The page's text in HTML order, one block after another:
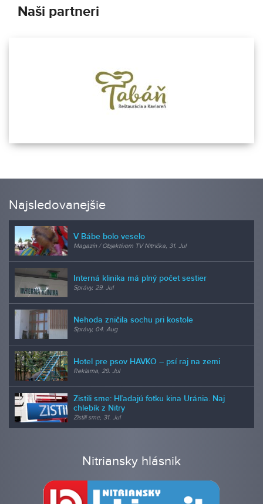
Naši partneri
Najsledovanejšie
V Bábe bolo veselo
Magazín / Objektívom TV Nitrička, 31. Jul
Interná klinika má plný počet sestier
Správy, 29. Jul
Nehoda zničila sochu pri kostole
Správy, 04. Aug
Hotel pre psov HAVKO – psí raj na zemi
Reklama, 29. Jul
Zistili sme: Hľadajú fotku kina Uránia. Naj
chlebík z Nitry
Zistili sme, 31. Jul
Nitriansky hlásnik